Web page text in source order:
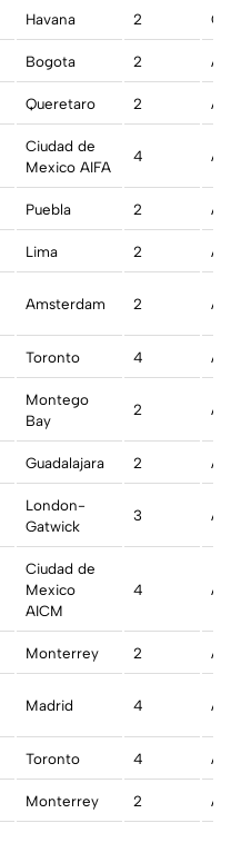
Havana 2
Bogota 2 A
Queretaro 2 A
Ciudad de
Mexico AIFA
4 A
Puebla 2 A
Lima 2 A
Amsterdam 2 A
Toronto 4 A
Montego
Bay
2 A
Guadalajara 2 A
London-
Gatwick
3 A
Ciudad de
Mexico
AICM
4 A
Monterrey 2 A
Madrid 4
Toronto 4 A
Monterrey 2 A